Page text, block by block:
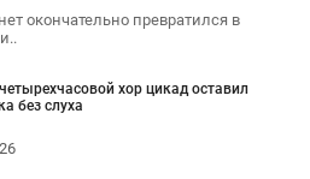
окончательно превратился в
хор цикад оставил
без слуха